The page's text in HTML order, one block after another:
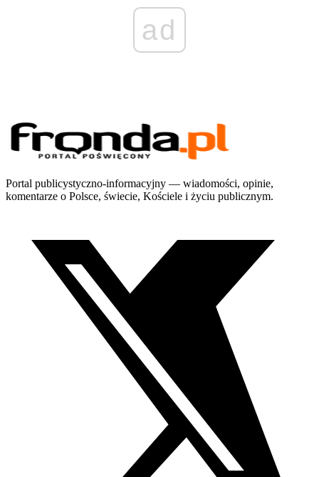
ad
Portal publicystyczno-informacyjny — wiadomości, opinie,
komentarze o Polsce, świecie, Kościele i życiu publicznym.